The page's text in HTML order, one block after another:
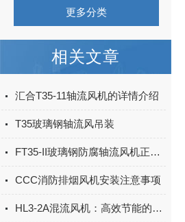
更多分类
相关文章
汇合T35-11轴流风机的详情介绍
T35玻璃钢轴流风吊装
FT35-II玻璃钢防腐轴流风机正确选择方法
CCC消防排烟风机安装注意事项
HL3-2A混流风机：高效节能的通风“多面手”